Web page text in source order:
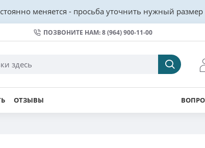
меняется - просьба уточнить нужный размер
ПОЗВОНИТЕ НАМ: 8 (964) 900-11-00
ОТЗЫВЫ